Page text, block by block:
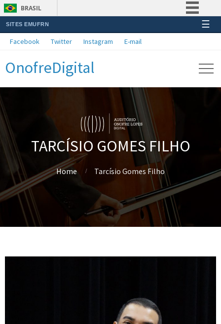
BRASIL
Simplifique!
Acesso à informação
Legislação
Canais
SITES EMUFRN ☰
Facebook Twitter Instagram E-mail
OnofreDigital
TARCÍSIO GOMES FILHO
Home Tarcísio Gomes Filho